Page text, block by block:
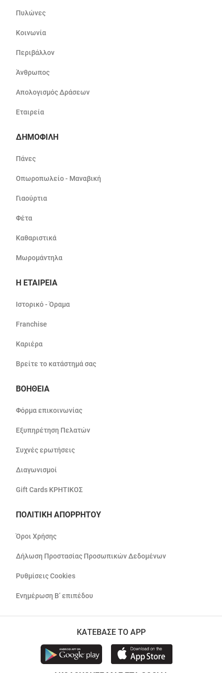
Πυλώνες
Κοινωνία
Περιβάλλον
Άνθρωπος
Απολογισμός Δράσεων
Εταιρεία
ΔΗΜΟΦΙΛΗ
Πάνες
Οπωροπωλείο - Μαναβική
Γιαούρτια
Φέτα
Καθαριστικά
Μωρομάντηλα
Η ΕΤΑΙΡΕΙΑ
Ιστορικό - Όραμα
Franchise
Καριέρα
Βρείτε το κατάστημά σας
ΒΟΗΘΕΙΑ
Φόρμα επικοινωνίας
Εξυπηρέτηση Πελατών
Συχνές ερωτήσεις
Διαγωνισμοί
Gift Cards ΚΡΗΤΙΚΟΣ
ΠΟΛΙΤΙΚΗ ΑΠΟΡΡΗΤΟΥ
Όροι Χρήσης
Δήλωση Προστασίας Προσωπικών Δεδομένων
Ρυθμίσεις Cookies
Ενημέρωση Β’ επιπέδου
ΚΑΤΕΒΑΣΕ ΤΟ APP